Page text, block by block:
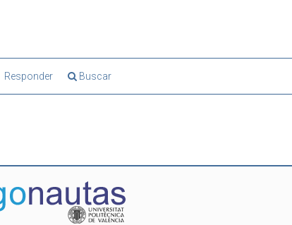
Responder Buscar